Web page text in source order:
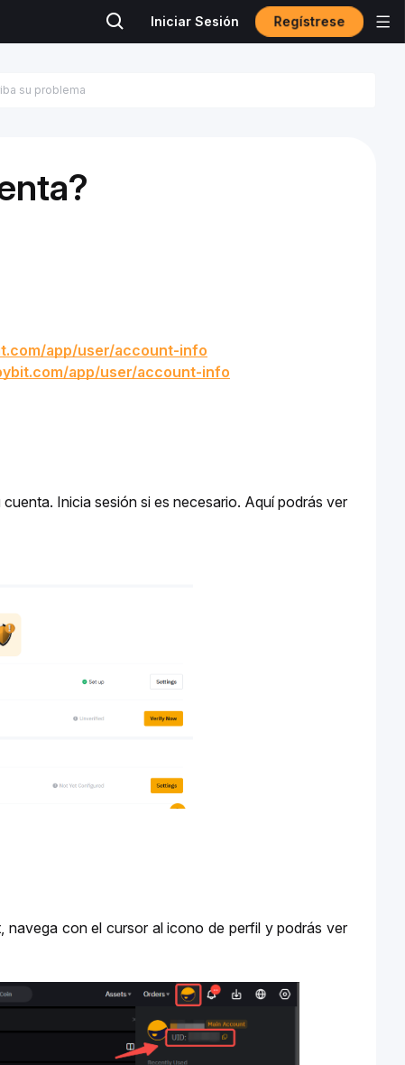
Iniciar Sesión Regístrese
app/user/account-info
app/user/account-info
Inicia sesión si es necesario. Aquí podrás ver
navega con el cursor al icono de perfil y podrás ver